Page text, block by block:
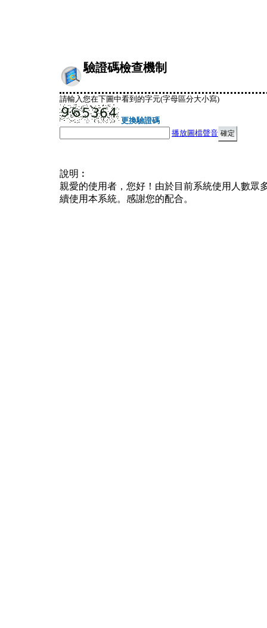
驗證碼檢查機制
請輸入您在下圖中看到的字元(字母區分大小寫)
更換驗證碼
播放圖檔聲音
說明︰
親愛的使用者，您好！由於目前系統使用人數眾
續使用本系統。感謝您的配合。